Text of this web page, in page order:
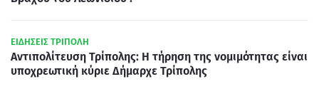
ΕΙΔΗΣΕΙΣ ΤΡΙΠΟΛΗ
Αντιπολίτευση Τρίπολης: Η τήρηση της νομιμότητας είναι
υποχρεωτική κύριε Δήμαρχε Τρίπολης